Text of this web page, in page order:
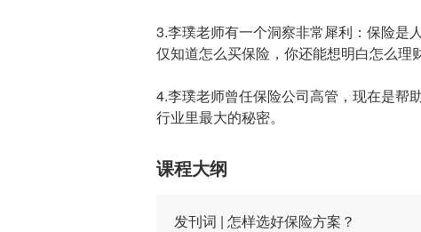
3.李璞老师有一个洞察非常犀利：保险是
仅知道怎么买保险，你还能想明白怎么理财
4.李璞老师曾任保险公司高管，现在是帮
行业里最大的秘密。
课程大纲
发刊词 | 怎样选好保险方案？